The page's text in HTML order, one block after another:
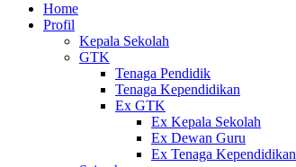
Home
Profil
Kepala Sekolah
GTK
Tenaga Pendidik
Tenaga Kependidikan
Ex GTK
Ex Kepala Sekolah
Ex Dewan Guru
Ex Tenaga Kependidikan